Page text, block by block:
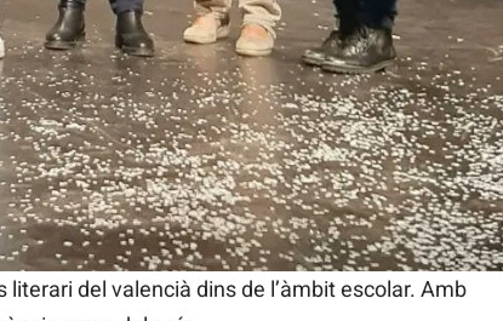
celebra un any més l’entrega dels Premis
a partir de les 18.00 a la Casa de Cultura de
literari del valencià dins de l’àmbit escolar. Amb